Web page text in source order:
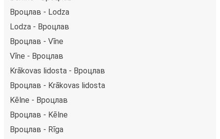
Вроцлав - Lodza
Lodza - Вроцлав
Вроцлав - Vīne
Vīne - Вроцлав
Krākovas lidosta - Вроцлав
Вроцлав - Krākovas lidosta
Kēlne - Вроцлав
Вроцлав - Kēlne
Вроцлав - Rīga